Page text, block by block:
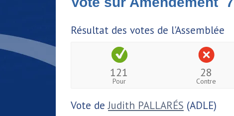
Résultat des votes de l'Assemblée
121
Pour
28
Contre
Vote deJudith PALLARÉS (ADLE)